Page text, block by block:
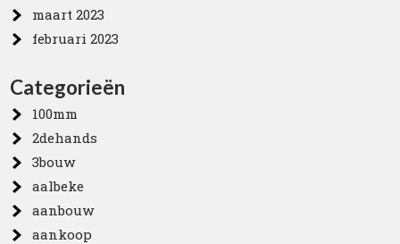
maart 2023
februari 2023
Categorieën
100mm
2dehands
3bouw
aalbeke
aanbouw
aankoop